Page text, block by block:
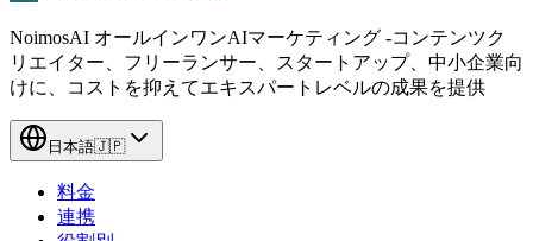
NoimosAI オールインワンAIマーケティング -コンテンツク
リエイター、フリーランサー、スタートアップ、中小企業向
けに、コストを抑えてエキスパートレベルの成果を提供
日本語🇯🇵
料金
連携